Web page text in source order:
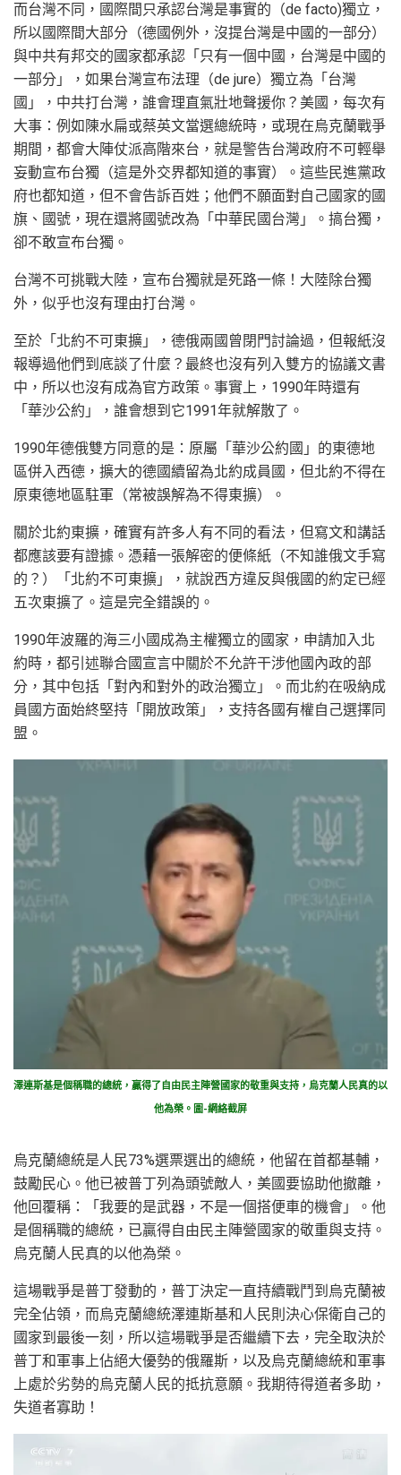
而台灣不同，國際間只承認台灣是事實的（de facto)獨立，
所以國際間大部分（德國例外，沒提台灣是中國的一部分）
與中共有邦交的國家都承認「只有一個中國，台灣是中國的
一部分」，如果台灣宣布法理（de jure）獨立為「台灣
國」，中共打台灣，誰會理直氣壯地聲援你？美國，每次有
大事：例如陳水扁或蔡英文當選總統時，或現在烏克蘭戰爭
期間，都會大陣仗派高階來台，就是警告台灣政府不可輕舉
妄動宣布台獨（這是外交界都知道的事實）。這些民進黨政
府也都知道，但不會告訴百姓；他們不願面對自己國家的國
旗、國號，現在還將國號改為「中華民國台灣」。搞台獨，
卻不敢宣布台獨。
台灣不可挑戰大陸，宣布台獨就是死路一條！大陸除台獨
外，似乎也沒有理由打台灣。
至於「北約不可東擴」，德俄兩國曾閉門討論過，但報紙沒
報導過他們到底談了什麼？最終也沒有列入雙方的協議文書
中，所以也沒有成為官方政策。事實上，1990年時還有
「華沙公約」，誰會想到它1991年就解散了。
1990年德俄雙方同意的是：原屬「華沙公約國」的東德地
區併入西德，擴大的德國續留為北約成員國，但北約不得在
原東德地區駐軍（常被誤解為不得東擴）。
關於北約東擴，確實有許多人有不同的看法，但寫文和講話
都應該要有證據。憑藉一張解密的便條紙（不知誰俄文手寫
的？）「北約不可東擴」，就說西方違反與俄國的約定已經
五次東擴了。這是完全錯誤的。
1990年波羅的海三小國成為主權獨立的國家，申請加入北
約時，都引述聯合國宣言中關於不允許干涉他國內政的部
分，其中包括「對內和對外的政治獨立」。而北約在吸納成
員國方面始終堅持「開放政策」，支持各國有權自己選擇同
盟。
澤連斯基是個稱職的總統，贏得了自由民主陣營國家的敬重與支持，烏克蘭人民真的以
他為榮。圖-網絡截屏
烏克蘭總統是人民73%選票選出的總統，他留在首都基輔，
鼓勵民心。他已被普丁列為頭號敵人，美國要協助他撤離，
他回覆稱：「我要的是武器，不是一個搭便車的機會」。他
是個稱職的總統，已贏得自由民主陣營國家的敬重與支持。
烏克蘭人民真的以他為榮。
這場戰爭是普丁發動的，普丁決定一直持續戰鬥到烏克蘭被
完全佔領，而烏克蘭總統澤連斯基和人民則決心保衛自己的
國家到最後一刻，所以這場戰爭是否繼續下去，完全取決於
普丁和軍事上佔絕大優勢的俄羅斯，以及烏克蘭總統和軍事
上處於劣勢的烏克蘭人民的抵抗意願。我期待得道者多助，
失道者寡助！